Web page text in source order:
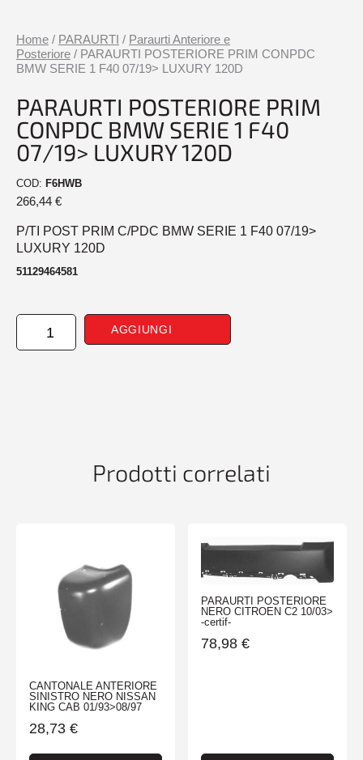
Home / PARAURTI / Paraurti Anteriore e
Posteriore / PARAURTI POSTERIORE PRIM CONPDC
BMW SERIE 1 F40 07/19> LUXURY 120D
PARAURTI POSTERIORE PRIM
CONPDC BMW SERIE 1 F40
07/19> LUXURY 120D
COD: F6HWB
266,44 €
P/TI POST PRIM C/PDC BMW SERIE 1 F40 07/19>
LUXURY 120D
51129464581
PARAURTI
POSTERIORE
AGGIUNGI
Prodotti correlati
CANTONALE ANTERIORE
SINISTRO NERO NISSAN
KING CAB 01/93>08/97
28,73 €
PARAURTI POSTERIORE
NERO CITROEN C2 10/03>
-certif-
78,98 €